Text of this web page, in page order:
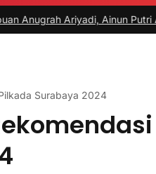
Ainun Putri Anugrah
Surabaya 2024